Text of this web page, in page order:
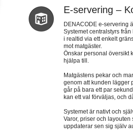
E-servering –
DENACODE e-servering
Systemet centralstyrs
i realtid via ett enkelt
mot matgäster.
Önskar personal översikt
hjälpa till.
Matgästens pekar och
genom att kunden lägger
går på bara ett par
kan ett val förväljas, och
Systemet är nativt och
Varor, priser och
uppdaterar sen sig själv